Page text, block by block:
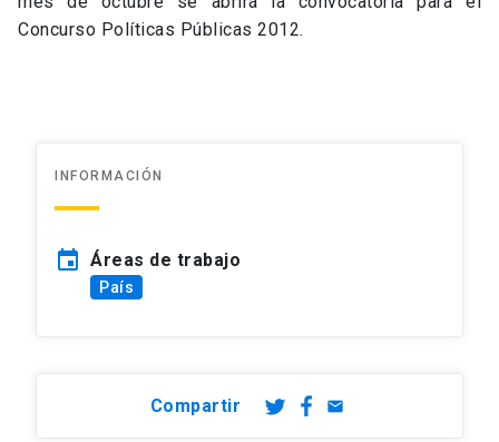
Concurso Políticas Públicas 2012.
INFORMACIÓN
event Áreas de trabajo
País
Compartir email